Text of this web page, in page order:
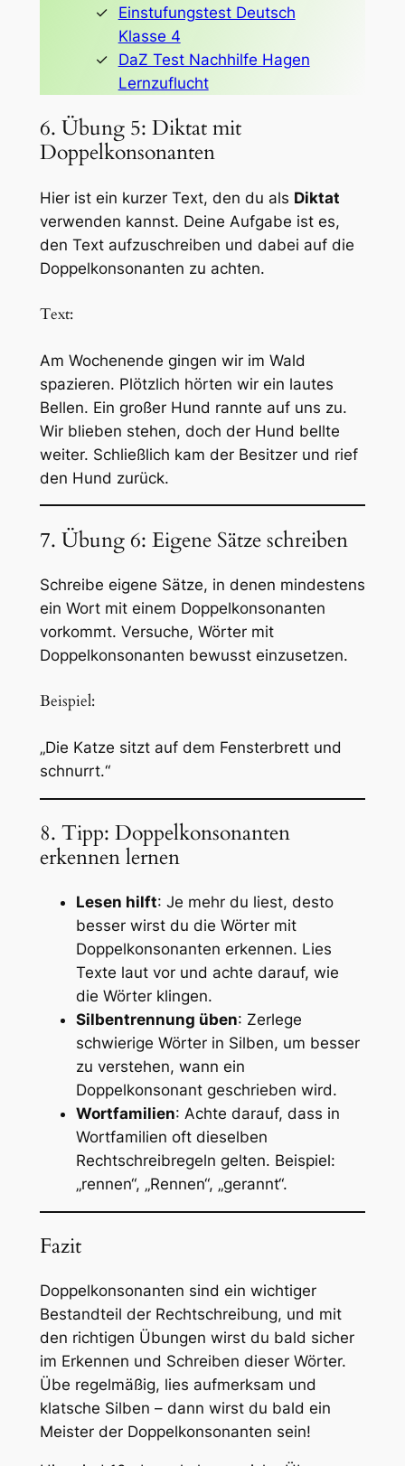
Einstufungstest Deutsch
Klasse 4
DaZ Test Nachhilfe Hagen
Lernzuflucht
6. Übung 5: Diktat mit
Doppelkonsonanten
Hier ist ein kurzer Text, den du als Diktat
verwenden kannst. Deine Aufgabe ist es,
den Text aufzuschreiben und dabei auf die
Doppelkonsonanten zu achten.
Text:
Am Wochenende gingen wir im Wald
spazieren. Plötzlich hörten wir ein lautes
Bellen. Ein großer Hund rannte auf uns zu.
Wir blieben stehen, doch der Hund bellte
weiter. Schließlich kam der Besitzer und rief
den Hund zurück.
7. Übung 6: Eigene Sätze schreiben
Schreibe eigene Sätze, in denen mindestens
ein Wort mit einem Doppelkonsonanten
vorkommt. Versuche, Wörter mit
Doppelkonsonanten bewusst einzusetzen.
Beispiel:
„Die Katze sitzt auf dem Fensterbrett und
schnurrt.“
8. Tipp: Doppelkonsonanten
erkennen lernen
Lesen hilft: Je mehr du liest, desto
besser wirst du die Wörter mit
Doppelkonsonanten erkennen. Lies
Texte laut vor und achte darauf, wie
die Wörter klingen.
Silbentrennung üben: Zerlege
schwierige Wörter in Silben, um besser
zu verstehen, wann ein
Doppelkonsonant geschrieben wird.
Wortfamilien: Achte darauf, dass in
Wortfamilien oft dieselben
Rechtschreibregeln gelten. Beispiel:
„rennen“, „Rennen“, „gerannt“.
Fazit
Doppelkonsonanten sind ein wichtiger
Bestandteil der Rechtschreibung, und mit
den richtigen Übungen wirst du bald sicher
im Erkennen und Schreiben dieser Wörter.
Übe regelmäßig, lies aufmerksam und
klatsche Silben – dann wirst du bald ein
Meister der Doppelkonsonanten sein!